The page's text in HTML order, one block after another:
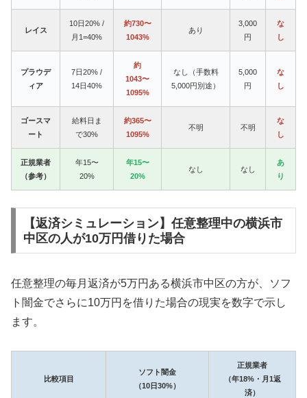
レイス
10日20% /
月1=40%
約730〜
1043%
あり
3,000
円
な
し
プラウデ
ィア
7日20% /
14日40%
約
1043〜
1095%
なし（手数料
5,000円別途）
5,000
円
な
し
ゴースマ
ート
給料日ま
で30%
約365〜
1095%
不明 不明
な
し
正規業者
（参考）
年15〜
20%
年15〜
20%
なし なし
あ
り
【返済シミュレーション】任意整理中の横浜市
中区の人が10万円借りた場合
任意整理の毎月返済が5万円ある横浜市中区の方が、ソフ
ト闇金でさらに10万円を借りた場合の現実を数字で示し
ます。
比較項目
ソフト闇金
（10日30%）
正規業者
（年18%・月1返
済）